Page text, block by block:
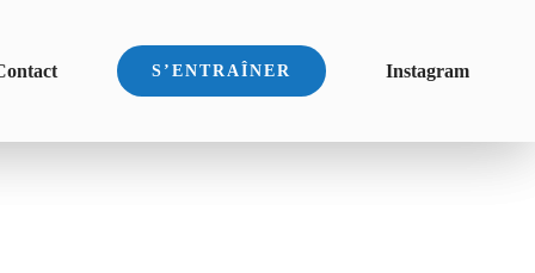
S’ENTRAÎNER Instagram